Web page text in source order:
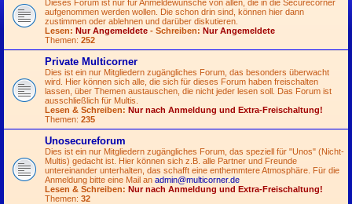
Dieses Forum ist nur für Anmeldewünsche von allen, die in die Securecorner
aufgenommen werden wollen. Die schon drin sind, können hier dann
zustimmen oder ablehnen und darüber diskutieren.
Lesen: Nur Angemeldete - Schreiben: Nur Angemeldete
Themen: 252
Private Multicorner
Dies ist ein nur Mitgliedern zugängliches Forum, das besonders überwacht
wird. Hier können sich alle, die sich für dieses Forum haben freischalten
lassen, über Themen austauschen, die nicht jeder lesen soll. Das Forum ist
ausschließlich für Multis.
Lesen & Schreiben: Nur nach Anmeldung und Extra-Freischaltung!
Themen: 235
Unosecureforum
Dies ist ein nur Mitgliedern zugängliches Forum, das speziell für "Unos" (Nicht-
Multis) gedacht ist. Hier können sich z.B. alle Partner und Freunde
untereinander unterhalten, das schafft eine enthemmtere Atmosphäre. Für die
Anmeldung bitte eine Mail an admin@multicorner.de
Lesen & Schreiben: Nur nach Anmeldung und Extra-Freischaltung!
Themen: 32